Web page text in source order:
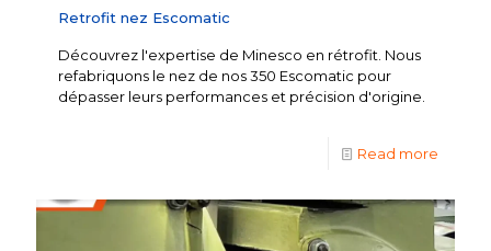
Retrofit nez Escomatic
Découvrez l'expertise de Minesco en rétrofit. Nous
refabriquons le nez de nos 350 Escomatic pour
dépasser leurs performances et précision d'origine.
Read more